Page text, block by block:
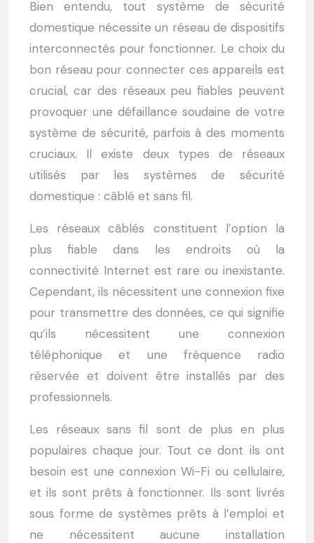
Bien entendu, tout système de sécurité
domestique nécessite un réseau de dispositifs
interconnectés pour fonctionner. Le choix du
bon réseau pour connecter ces appareils est
crucial, car des réseaux peu fiables peuvent
provoquer une défaillance soudaine de votre
système de sécurité, parfois à des moments
cruciaux. Il existe deux types de réseaux
utilisés par les systèmes de sécurité
domestique : câblé et sans fil.
Les réseaux câblés constituent l’option la
plus fiable dans les endroits où la
connectivité Internet est rare ou inexistante.
Cependant, ils nécessitent une connexion fixe
pour transmettre des données, ce qui signifie
qu’ils nécessitent une connexion
téléphonique et une fréquence radio
réservée et doivent être installés par des
professionnels.
Les réseaux sans fil sont de plus en plus
populaires chaque jour. Tout ce dont ils ont
besoin est une connexion Wi-Fi ou cellulaire,
et ils sont prêts à fonctionner. Ils sont livrés
sous forme de systèmes prêts à l’emploi et
ne nécessitent aucune installation